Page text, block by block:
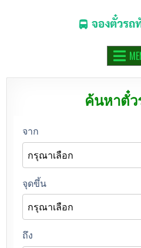
จองตั๋วรถทัวร์.COM
ค้นหาตั๋ว